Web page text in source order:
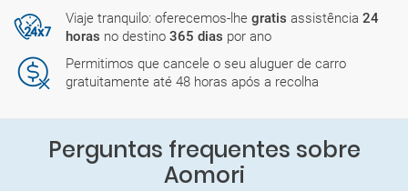
Viaje tranquilo: oferecemos-lhe gratis assistência 24
horas no destino 365 dias por ano
Permitimos que cancele o seu aluguer de carro
gratuitamente até 48 horas após a recolha
Perguntas frequentes sobre
Aomori